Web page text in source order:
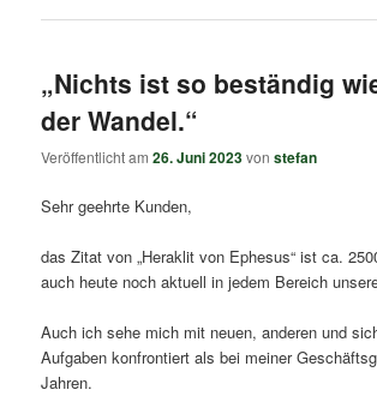
„Nichts ist so beständig
der Wandel.“
Veröffentlicht am26. Juni 2023vonstefan
Sehr geehrte Kunden,
das Zitat von „Heraklit von Ephesus“ ist ca.
auch heute noch aktuell in jedem Bereich
Auch ich sehe mich mit neuen, anderen und
Aufgaben konfrontiert als bei meiner
Jahren.